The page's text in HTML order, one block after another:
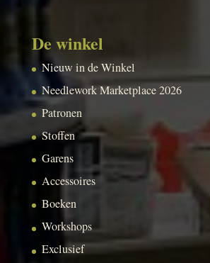
De winkel
Nieuw in de Winkel
Needlework Marketplace 2026
Patronen
Stoffen
Garens
Accessoires
Boeken
Workshops
Exclusief